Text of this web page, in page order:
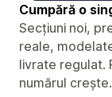
Cumpără o
Secțiuni noi,
reale,
livrate regulat.
numărul crește.